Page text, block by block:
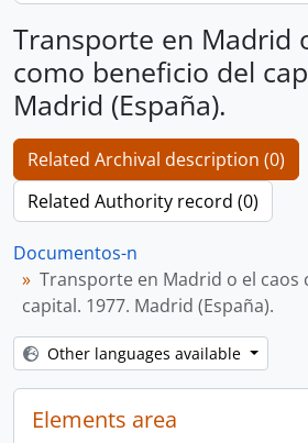
Transporte en Madrid
como beneficio del
Madrid (España).
Related Archival description (0)
Related Authority record (0)
Documentos-n
Transporte en Madrid o el caos
capital. 1977. Madrid (España).
Other languages available
Elements area